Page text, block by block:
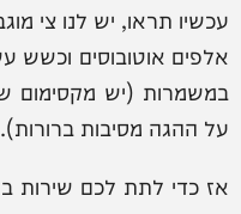
עכשיו תראו, יש לנו צי
אלפים אוטובוסים וכשש
במשמרות (יש מקסימום
על ההגה מסיבות ברורות).
אז כדי לתת לכם שירות